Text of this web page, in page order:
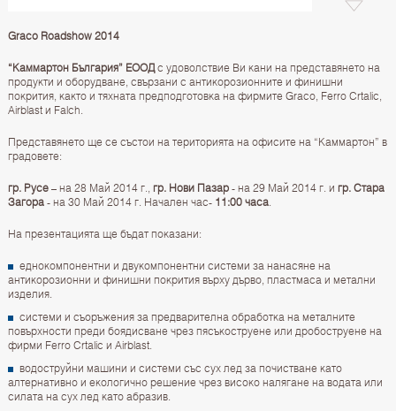
Graco Roadshow 2014
“Каммартон България” ЕООДс удоволствие Ви кани на представянето на
продукти и оборудване, свързани с антикорозионните и финишни
покрития, както и тяхната предподготовка на фирмите Graco, Ferro Crtalic,
Airblast и Falch.
Представянето ще се състои на територията на офисите на “Каммартон” в
градовете:
гр. Русе– на 28 Май 2014 г., гр. Нови Пазар- на 29 Май 2014 г. и гр. Стара
Загора- на 30 Май 2014 г. Начален час- 11:00 часа.
На презентацията ще бъдат показани:
еднокомпонентни и двукомпонентни системи за нанасяне на
антикорозионни и финишни покрития върху дърво, пластмаса и метални
изделия.
системи и съоръжения за предварителна обработка на металните
повърхности преди боядисване чрез пясъкоструене или дробоструене на
фирми Ferro Crtalic и Airblast.
водоструйни машини и системи със сух лед за почистване като
алтернативно и екологично решение чрез високо налягане на водата или
силата на сух лед като абразив.